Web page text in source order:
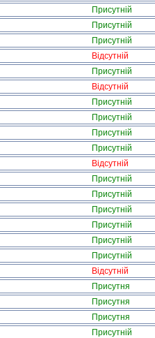
Присутній
Присутній
Присутній
Відсутній
Присутній
Відсутній
Присутній
Присутній
Присутній
Присутній
Відсутній
Присутній
Присутній
Присутній
Присутній
Присутній
Присутній
Відсутній
Присутня
Присутня
Присутня
Присутній